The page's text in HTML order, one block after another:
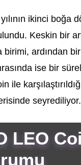
ikinci boğa
Keskin bir
birimi, ardından
ise bir
ile
seyrediliyor.
LEO